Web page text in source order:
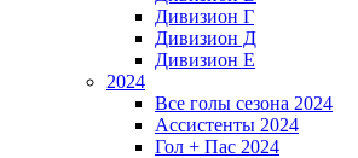
Дивизион Г
Дивизион Д
Дивизион Е
2024
Все голы сезона 2024
Ассистенты 2024
Гол + Пас 2024